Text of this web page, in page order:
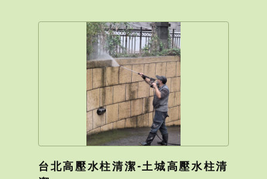
台北高壓水柱清潔-土城高壓水柱清